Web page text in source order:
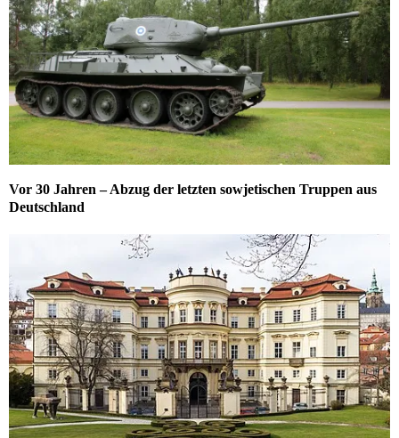
Vor 30 Jahren – Abzug der letzten sowjetischen Truppen aus
Deutschland